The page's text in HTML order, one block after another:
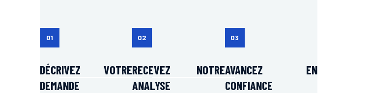
01
DÉCRIVEZ VOTRE
DEMANDE
02
RECEVEZ NOTRE
ANALYSE
03
AVANCEZ EN
CONFIANCE